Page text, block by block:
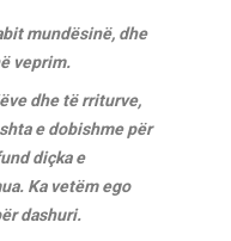
mundësinë, dhe
veprim.
dhe të rriturve,
e dobishme për
diçka e
Ka vetëm ego
dashuri.